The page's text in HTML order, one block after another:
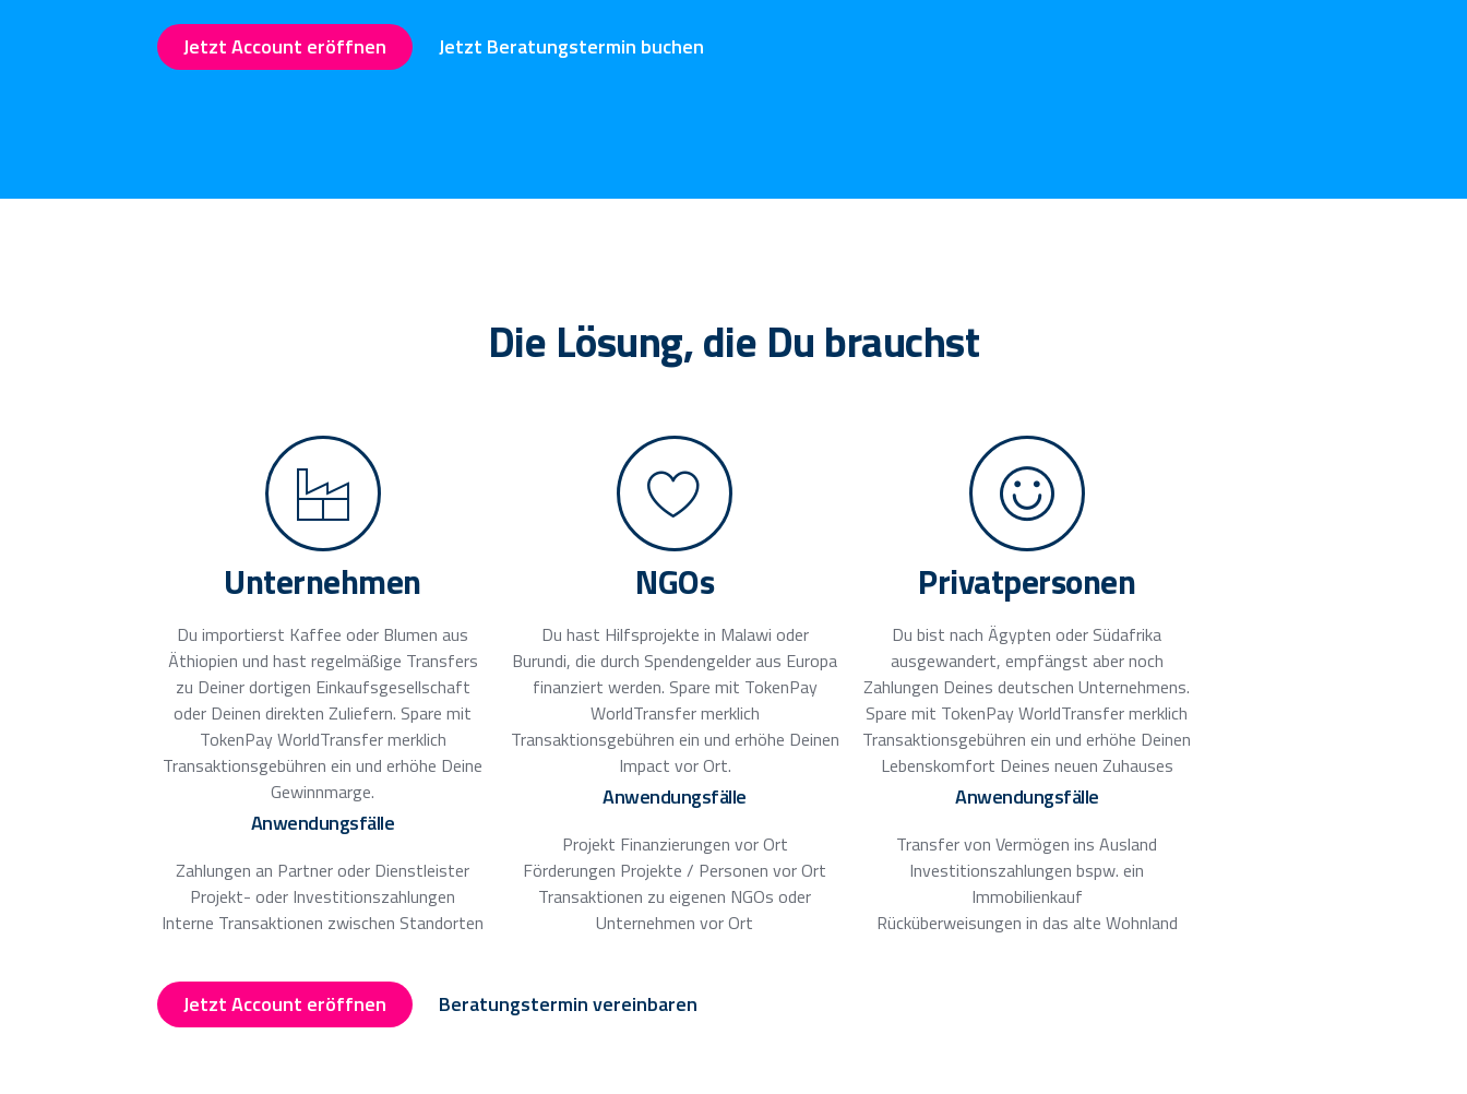
Jetzt Account eröffnen Jetzt Beratungstermin buchen
Die Lösung, die Du brauchst
Unternehmen
Du importierst Kaffee oder Blumen aus
Äthiopien und hast regelmäßige Transfers
zu Deiner dortigen Einkaufsgesellschaft
oder Deinen direkten Zuliefern. Spare mit
TokenPay WorldTransfer merklich
Transaktionsgebühren ein und erhöhe Deine
Gewinnmarge.
Anwendungsfälle
Zahlungen an Partner oder Dienstleister
Projekt- oder Investitionszahlungen
Interne Transaktionen zwischen Standorten
NGOs
Du hast Hilfsprojekte in Malawi oder
Burundi, die durch Spendengelder aus Europa
finanziert werden. Spare mit TokenPay
WorldTransfer merklich
Transaktionsgebühren ein und erhöhe Deinen
Impact vor Ort.
Anwendungsfälle
Projekt Finanzierungen vor Ort
Förderungen Projekte / Personen vor Ort
Transaktionen zu eigenen NGOs oder
Unternehmen vor Ort
Privatpersonen
Du bist nach Ägypten oder Südafrika
ausgewandert, empfängst aber noch
Zahlungen Deines deutschen Unternehmens.
Spare mit TokenPay WorldTransfer merklich
Transaktionsgebühren ein und erhöhe Deinen
Lebenskomfort Deines neuen Zuhauses
Anwendungsfälle
Transfer von Vermögen ins Ausland
Investitionszahlungen bspw. ein
Immobilienkauf
Rücküberweisungen in das alte Wohnland
Jetzt Account eröffnen Beratungstermin vereinbaren